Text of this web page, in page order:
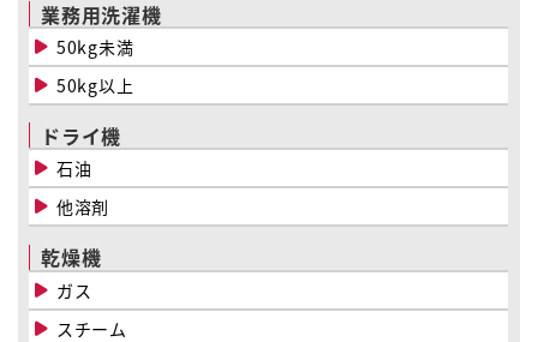
業務用洗濯機
50kg未満
50kg以上
ドライ機
石油
他溶剤
乾燥機
ガス
スチーム